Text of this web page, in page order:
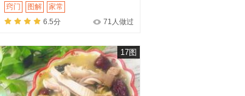
窍门
图解
家常
6.5分
71人做过
17图